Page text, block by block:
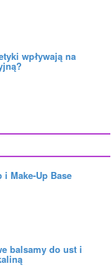
wpływają na
Make-Up Base
balsamy do ust i